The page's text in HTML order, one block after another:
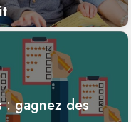
: gagnez des